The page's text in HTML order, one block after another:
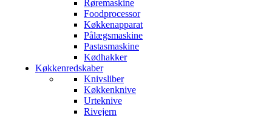
Røremaskine
Foodprocessor
Køkkenapparat
Pålægsmaskine
Pastasmaskine
Kødhakker
Køkkenredskaber
Knivsliber
Køkkenknive
Urteknive
Rivejern